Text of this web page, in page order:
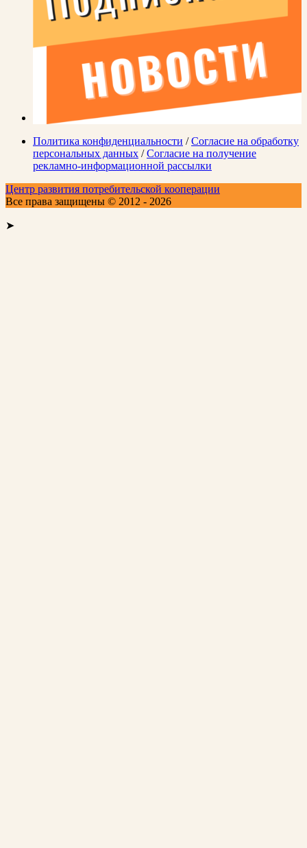
Политика конфиденциальности /Согласие на обработку
персональных данных /Согласие на получение
рекламно-информационной рассылки
Центр развития потребительской кооперации
Все права защищены © 2012 - 2026
➤